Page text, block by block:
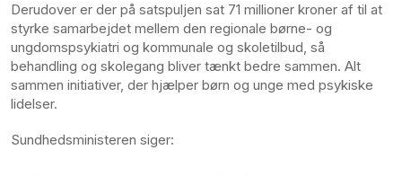
Derudover er der på satspuljen sat 71 millioner kroner af til at
styrke samarbejdet mellem den regionale børne- og
ungdomspsykiatri og kommunale og skoletilbud, så
behandling og skolegang bliver tænkt bedre sammen. Alt
sammen initiativer, der hjælper børn og unge med psykiske
lidelser.
Sundhedsministeren siger: